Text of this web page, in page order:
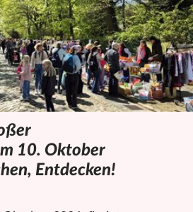
10. Oktober
Entdecken!